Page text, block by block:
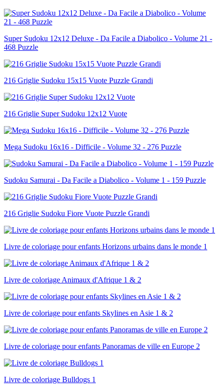
Super Sudoku 12x12 Deluxe - Da Facile a Diabolico - Volume 21 -
468 Puzzle
216 Griglie Sudoku 15x15 Vuote Puzzle Grandi
216 Griglie Super Sudoku 12x12 Vuote
Mega Sudoku 16x16 - Difficile - Volume 32 - 276 Puzzle
Sudoku Samurai - Da Facile a Diabolico - Volume 1 - 159 Puzzle
216 Griglie Sudoku Fiore Vuote Puzzle Grandi
Livre de coloriage pour enfants Horizons urbains dans le monde 1
Livre de coloriage Animaux d'Afrique 1 & 2
Livre de coloriage pour enfants Skylines en Asie 1 & 2
Livre de coloriage pour enfants Panoramas de ville en Europe 2
Livre de coloriage Bulldogs 1